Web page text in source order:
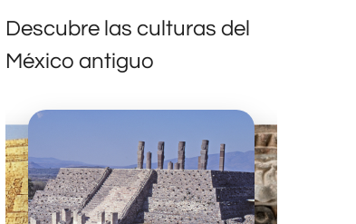
Descubre las culturas del
México antiguo